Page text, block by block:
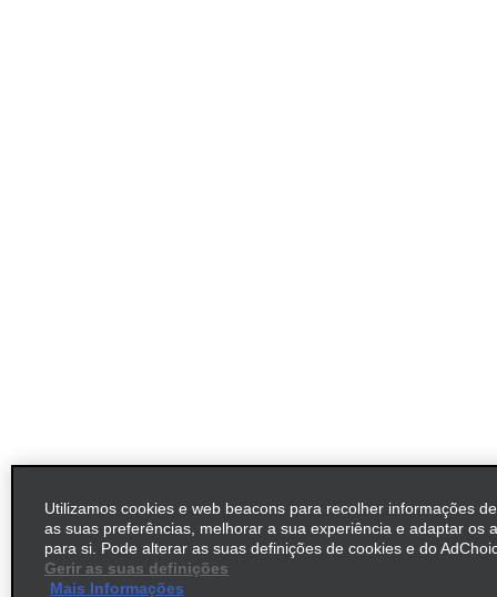
Utilizamos cookies e web beacons para recolher informações
as suas preferências, melhorar a sua experiência e adaptar os
para si. Pode alterar as suas definições de cookies e do
Gerir as suas definições
Mais Informações